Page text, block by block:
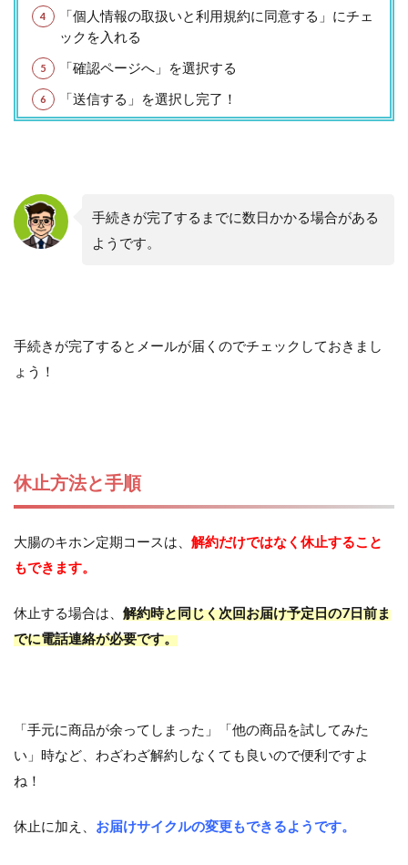
「個人情報の取扱いと利用規約に同意する」にチェ
ックを入れる
「確認ページへ」を選択する
「送信する」を選択し完了！
手続きが完了するまでに数日かかる場合がある
ようです。
手続きが完了するとメールが届くのでチェックしておきまし
ょう！
休止方法と手順
大腸のキホン定期コースは、 解約だけではなく休止すること
もできます。
休止する場合は、 解約時と同じく次回お届け予定日の7日前ま
でに電話連絡が必要です。
「手元に商品が余ってしまった」「他の商品を試してみた
い」時など、わざわざ解約しなくても良いので便利ですよ
ね！
休止に加え、 お届けサイクルの変更もできるようです。